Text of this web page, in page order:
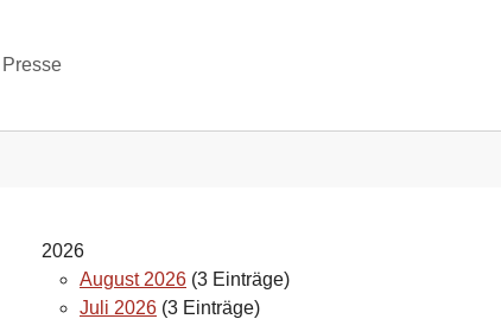
for "Kontakt"
Presse
2026
August 2026 (3 Einträge)
Juli 2026 (3 Einträge)